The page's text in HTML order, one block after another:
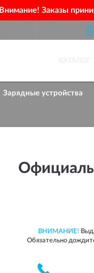
Внимание! Заказы
КАТАЛОГ
Зарядные устройства
ВНИМАНИЕ!
Обязательно